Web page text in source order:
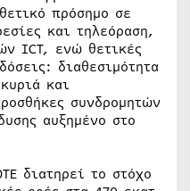
πρόσημο σε
και τηλεόραση,
ICT, ενώ θετικές
διαθεσιμότητα
και
συνδρομητών
αυξημένο στο
διατηρεί το στόχο